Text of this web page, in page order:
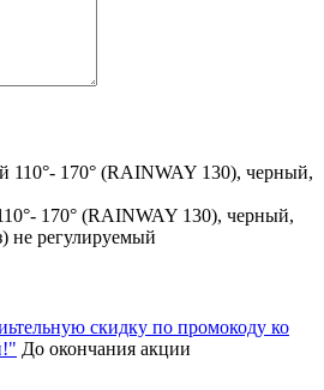
170° (RAINWAY 130), черный,
не регулируемый
скидку по промокоду ко
До окончания акции